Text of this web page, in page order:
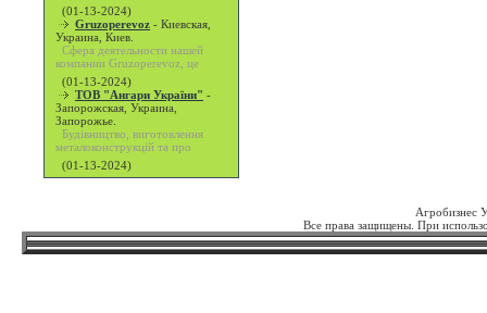
(01-13-2024)
Gruzoperevoz - Киевская,
Украина, Киев.
Сфера деятельности нашей
компании Gruzoperevoz, це
(01-13-2024)
ТОВ "Ангари України" -
Запорожская, Украина,
Запорожье.
Будівництво, виготовлення
металоконструкцій та про
(01-13-2024)
Агробизнес
Все права защищены. При